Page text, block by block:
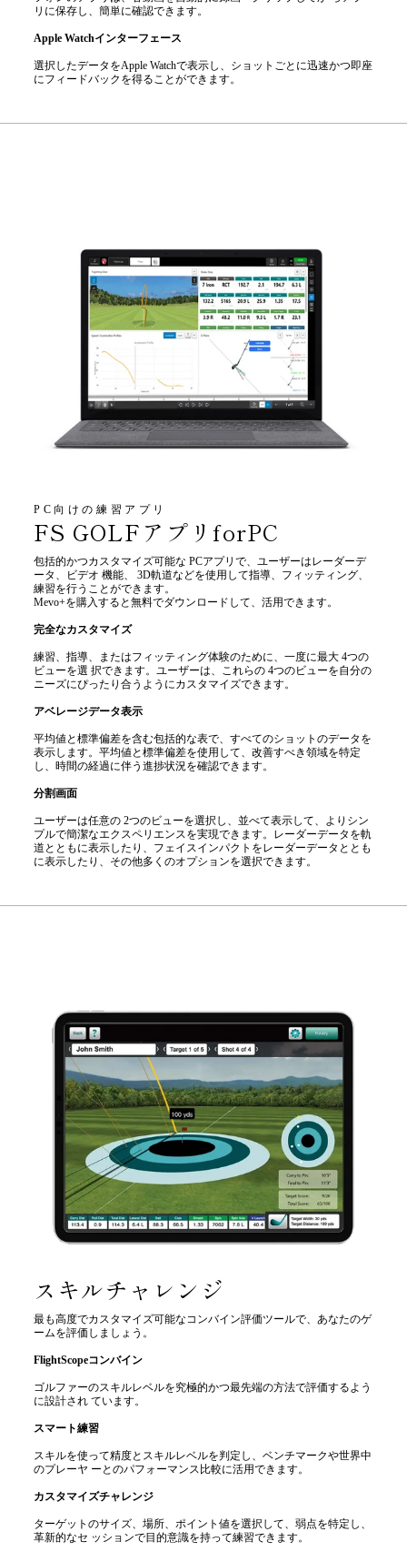
リに保存し、簡単に確認できます。
Apple Watchインターフェース
選択したデータをApple Watchで表示し、ショットごとに迅速かつ即座
にフィードバックを得ることができます。
PC向けの練習アプリ
FS GOLFアプリforPC
包括的かつカスタマイズ可能な PCアプリで、ユーザーはレーダーデ
ータ、ビデオ 機能、 3D軌道などを使用して指導、フィッティング、
練習を行うことができます。
Mevo+を購入すると無料でダウンロードして、活用できます。
完全なカスタマイズ
練習、指導、またはフィッティング体験のために、一度に最大 4つの
ビューを選 択できます。ユーザーは、これらの 4つのビューを自分の
ニーズにぴったり合うようにカスタマイズできます。
アベレージデータ表示
平均値と標準偏差を含む包括的な表で、すべてのショットのデータを
表示します。平均値と標準偏差を使用して、改善すべき領域を特定
し、時間の経過に伴う進捗状況を確認できます。
分割画面
ユーザーは任意の 2つのビューを選択し、並べて表示して、よりシン
プルで簡潔なエクスペリエンスを実現できます。レーダーデータを軌
道とともに表示したり、フェイスインパクトをレーダーデータととも
に表示したり、その他多くのオプションを選択できます。
スキルチャレンジ
最も高度でカスタマイズ可能なコンバイン評価ツールで、あなたのゲ
ームを評価しましょう。
FlightScopeコンバイン
ゴルファーのスキルレベルを究極的かつ最先端の方法で評価するよう
に設計され ています。
スマート練習
スキルを使って精度とスキルレベルを判定し、ベンチマークや世界中
のプレーヤ ーとのパフォーマンス比較に活用できます。
カスタマイズチャレンジ
ターゲットのサイズ、場所、ポイント値を選択して、弱点を特定し、
革新的なセ ッションで目的意識を持って練習できます。